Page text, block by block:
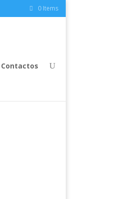
0 Items
Contactos